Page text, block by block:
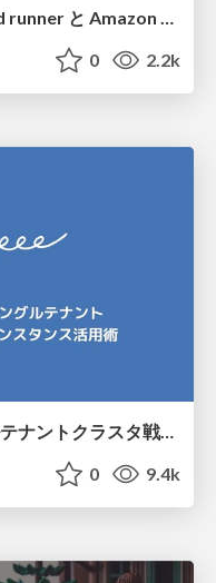
0 2.2k
SaaS における EKS のシングルテナントクラスタ戦略とスポットインスタンス活用術 / EKS single-tenant cluster strategy and Spot Instances
0 9.4k